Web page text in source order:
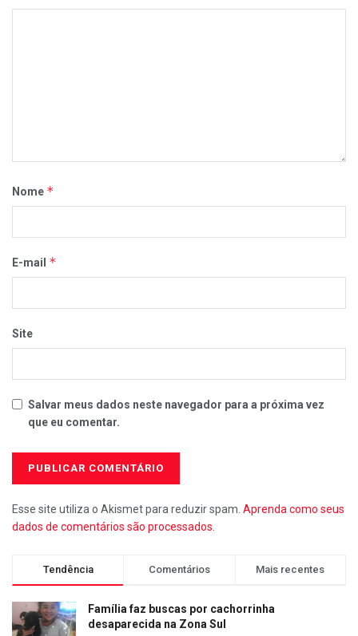
Nome *
E-mail *
Site
Salvar meus dados neste navegador para a próxima vez
que eu comentar.
Esse site utiliza o Akismet para reduzir spam. Aprenda como seus
dados de comentários são processados
Tendência Comentários Mais recentes
Família faz buscas por cachorrinha
desaparecida na Zona Sul